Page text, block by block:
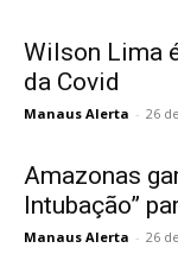
Wilson Lima
da Covid
Manaus Alerta - 26
Amazonas
Intubação”
Manaus Alerta - 26